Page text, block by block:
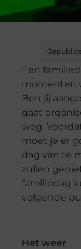
Een
momenten
Ben jij
gaat
weg.
moet je er
dag van te
zullen
familiedag
volgende
Het weer